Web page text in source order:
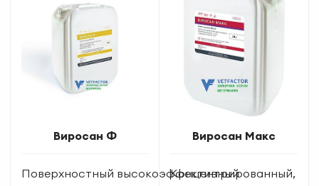
Виросан Ф
Поверхностный высокоэффективный
Виросан Макс
Концентрированный,